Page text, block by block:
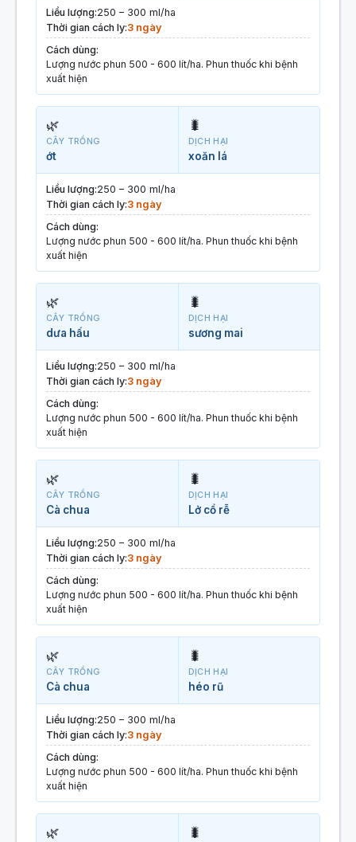
Liều lượng:250 – 300 ml/ha
Thời gian cách ly:3 ngày
Cách dùng:
Lượng nước phun 500 - 600 lít/ha. Phun thuốc khi bệnh
xuất hiện
🌿
CÂY TRỒNG
ớt
🐛
DỊCH HẠI
xoăn lá
Liều lượng:250 – 300 ml/ha
Thời gian cách ly:3 ngày
Cách dùng:
Lượng nước phun 500 - 600 lít/ha. Phun thuốc khi bệnh
xuất hiện
🌿
CÂY TRỒNG
dưa hấu
🐛
DỊCH HẠI
sương mai
Liều lượng:250 – 300 ml/ha
Thời gian cách ly:3 ngày
Cách dùng:
Lượng nước phun 500 - 600 lít/ha. Phun thuốc khi bệnh
xuất hiện
🌿
CÂY TRỒNG
Cà chua
🐛
DỊCH HẠI
Lở cổ rễ
Liều lượng:250 – 300 ml/ha
Thời gian cách ly:3 ngày
Cách dùng:
Lượng nước phun 500 - 600 lít/ha. Phun thuốc khi bệnh
xuất hiện
🌿
CÂY TRỒNG
Cà chua
🐛
DỊCH HẠI
héo rũ
Liều lượng:250 – 300 ml/ha
Thời gian cách ly:3 ngày
Cách dùng:
Lượng nước phun 500 - 600 lít/ha. Phun thuốc khi bệnh
xuất hiện
🌿 🐛